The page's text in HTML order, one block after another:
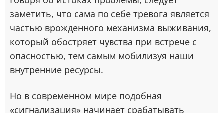
заметить, что сама по себе тревога является
частью врожденного механизма выживания,
который обостряет чувства при встрече с
опасностью, тем самым мобилизуя наши
внутренние ресурсы.
Но в современном мире подобная
«сигнализация» начинает срабатывать